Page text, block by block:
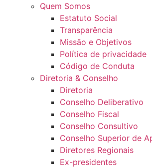
Quem Somos
Estatuto Social
Transparência
Missão e Objetivos
Política de privacidade
Código de Conduta
Diretoria & Conselho
Diretoria
Conselho Deliberativo
Conselho Fiscal
Conselho Consultivo
Conselho Superior de
Diretores Regionais
Ex-presidentes